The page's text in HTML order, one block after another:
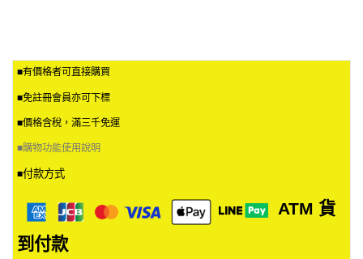
■有價格者可直接購買
■免註冊會員亦可下標
■價格含稅，滿三千免運
■購物功能使用說明
■付款方式
ATM 貨
到付款